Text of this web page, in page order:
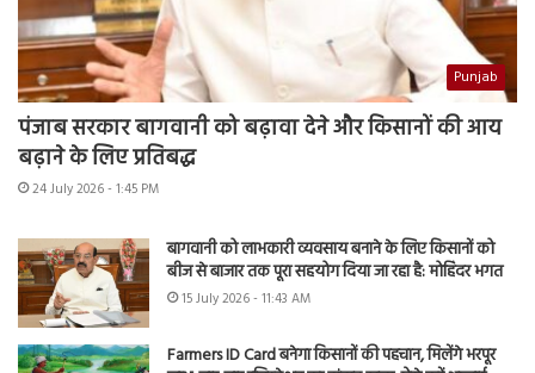
Punjab
पंजाब सरकार बागवानी को बढ़ावा देने और किसानों की आय
बढ़ाने के लिए प्रतिबद्ध
24 July 2026 - 1:45 PM
बागवानी को लाभकारी व्यवसाय बनाने के लिए किसानों को
बीज से बाजार तक पूरा सहयोग दिया जा रहा है: मोहिंदर भगत
15 July 2026 - 11:43 AM
Farmers ID Card बनेगा किसानों की पहचान, मिलेंगे भरपूर